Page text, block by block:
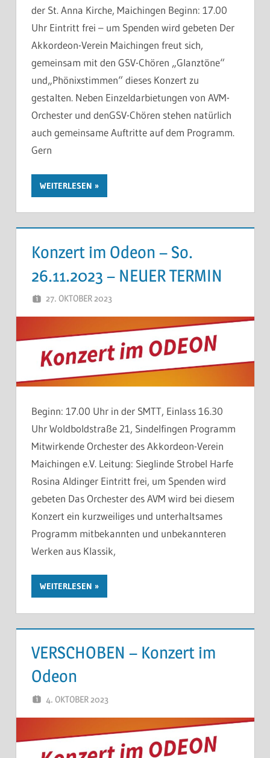
der St. Anna Kirche, Maichingen Beginn: 17.00
Uhr Eintritt frei – um Spenden wird gebeten Der
Akkordeon-Verein Maichingen freut sich,
gemeinsam mit den GSV-Chören „Glanztöne“
und„Phönixstimmen“ dieses Konzert zu
gestalten. Neben Einzeldarbietungen von AVM-
Orchester und denGSV-Chören stehen natürlich
auch gemeinsame Auftritte auf dem Programm.
Gern
WEITERLESEN
Konzert im Odeon – So.
26.11.2023 – NEUER TERMIN
27. OKTOBER 2023
Beginn: 17.00 Uhr in der SMTT, Einlass 16.30
Uhr Woldboldstraße 21, Sindelfingen Programm
Mitwirkende Orchester des Akkordeon-Verein
Maichingen e.V. Leitung: Sieglinde Strobel Harfe
Rosina Aldinger Eintritt frei, um Spenden wird
gebeten Das Orchester des AVM wird bei diesem
Konzert ein kurzweiliges und unterhaltsames
Programm mitbekannten und unbekannteren
Werken aus Klassik,
WEITERLESEN
VERSCHOBEN – Konzert im
Odeon
4. OKTOBER 2023